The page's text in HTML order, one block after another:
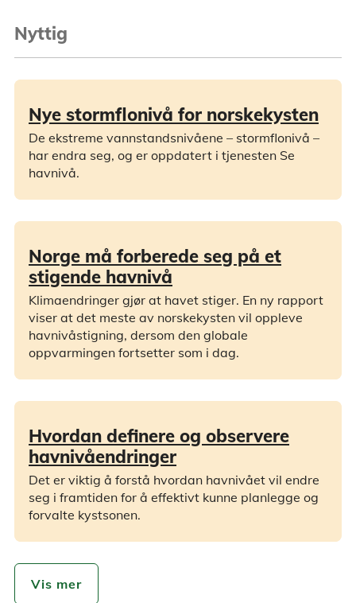
Nyttig
Nye stormflonivå for norskekysten
De ekstreme vannstandsnivåene – stormflonivå –
har endra seg, og er oppdatert i tjenesten Se
havnivå.
Norge må forberede seg på et
stigende havnivå
Klimaendringer gjør at havet stiger. En ny rapport
viser at det meste av norskekysten vil oppleve
havnivåstigning, dersom den globale
oppvarmingen fortsetter som i dag.
Hvordan definere og observere
havnivåendringer
Det er viktig å forstå hvordan havnivået vil endre
seg i framtiden for å effektivt kunne planlegge og
forvalte kystsonen.
Vis mer